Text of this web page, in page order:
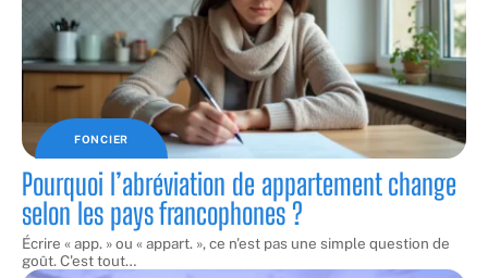
FONCIER
Pourquoi l’abréviation de appartement change
selon les pays francophones ?
Écrire « app. » ou « appart. », ce n'est pas une simple question de
goût. C'est tout…